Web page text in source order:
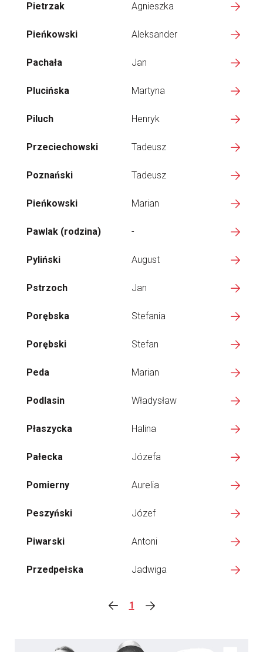
Pietrzak Agnieszka
Pieńkowski Aleksander
Pachała Jan
Plucińska Martyna
Piluch Henryk
Przeciechowski Tadeusz
Poznański Tadeusz
Pieńkowski Marian
Pawlak (rodzina) -
Pyliński August
Pstrzoch Jan
Porębska Stefania
Porębski Stefan
Peda Marian
Podlasin Władysław
Płaszycka Halina
Pałecka Józefa
Pomierny Aurelia
Peszyński Józef
Piwarski Antoni
Przedpełska Jadwiga
1